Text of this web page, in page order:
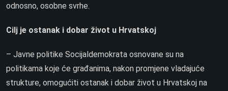
odnosno, osobne svrhe.
Cilj je ostanak i dobar život u Hrvatskoj
– Javne politike Socijaldemokrata osnovane su na
politikama koje će građanima, nakon promjene vladajuće
strukture, omogućiti ostanak i dobar život u Hrvatskoj na